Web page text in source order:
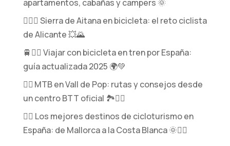
apartamentos, cabañas y campers 🌞
🚵‍♂️⛰️ Sierra de Aitana en bicicleta: el reto ciclista
de Alicante 💥🌄
🚆🚴‍♀️ Viajar con bicicleta en tren por España:
guía actualizada 2025 🌍💚
🚵‍♂️ MTB en Vall de Pop: rutas y consejos desde
un centro BTT oficial 🏞️🚵‍♀️
🚴‍♂️ Los mejores destinos de cicloturismo en
España: de Mallorca a la Costa Blanca 🌞🚵‍♀️